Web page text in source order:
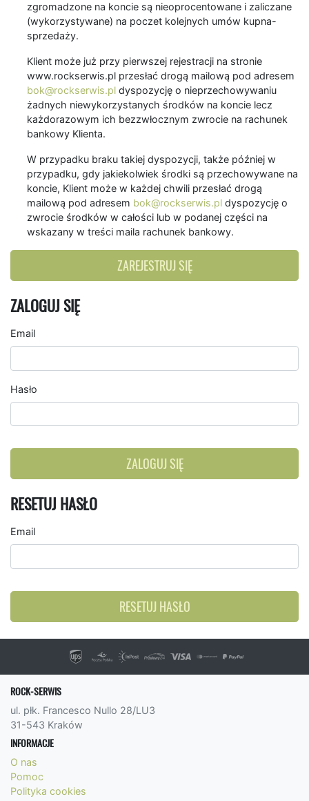
zgromadzone na koncie są nieoprocentowane i zaliczane
(wykorzystywane) na poczet kolejnych umów kupna-
sprzedaży.
Klient może już przy pierwszej rejestracji na stronie
www.rockserwis.pl przesłać drogą mailową pod adresem
bok@rockserwis.pl dyspozycję o nieprzechowywaniu
żadnych niewykorzystanych środków na koncie lecz
każdorazowym ich bezzwłocznym zwrocie na rachunek
bankowy Klienta.
W przypadku braku takiej dyspozycji, także później w
przypadku, gdy jakiekolwiek środki są przechowywane na
koncie, Klient może w każdej chwili przesłać drogą
mailową pod adresem bok@rockserwis.pl dyspozycję o
zwrocie środków w całości lub w podanej części na
wskazany w treści maila rachunek bankowy.
ZAREJESTRUJ SIĘ
ZALOGUJ SIĘ
Email
Hasło
ZALOGUJ SIĘ
RESETUJ HASŁO
Email
RESETUJ HASŁO
ROCK-SERWIS
ul. płk. Francesco Nullo 28/LU3
31-543 Kraków
INFORMACJE
O nas
Pomoc
Polityka cookies